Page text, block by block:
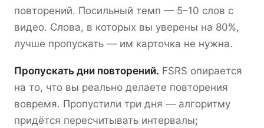
повторений. Посильный темп — 5–10 слов с
видео. Слова, в которых вы уверены на 80%,
лучше пропускать — им карточка не нужна.
Пропускать дни повторений. FSRS опирается
на то, что вы реально делаете повторения
вовремя. Пропустили три дня — алгоритму
придётся пересчитывать интервалы;